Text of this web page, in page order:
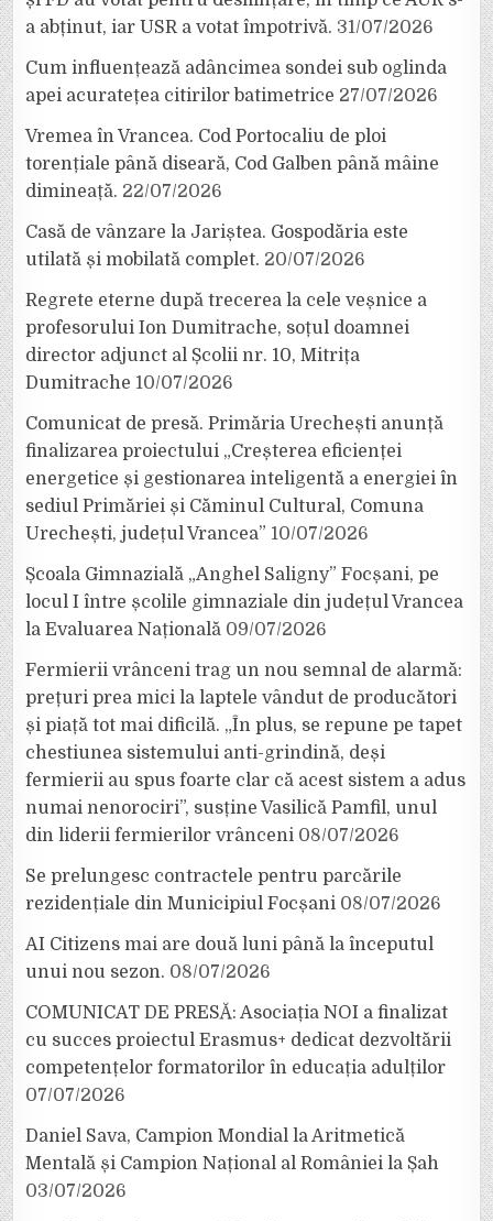
a abținut, iar USR a votat împotrivă. 31/07/2026
Cum influențează adâncimea sondei sub oglinda
apei acuratețea citirilor batimetrice 27/07/2026
Vremea în Vrancea. Cod Portocaliu de ploi
torențiale până diseară, Cod Galben până mâine
dimineață. 22/07/2026
Casă de vânzare la Jariștea. Gospodăria este
utilată și mobilată complet. 20/07/2026
Regrete eterne după trecerea la cele veșnice a
profesorului Ion Dumitrache, soțul doamnei
director adjunct al Școlii nr. 10, Mitrița
Dumitrache 10/07/2026
Comunicat de presă. Primăria Urechești anunță
finalizarea proiectului „Creșterea eficienței
energetice și gestionarea inteligentă a energiei în
sediul Primăriei și Căminul Cultural, Comuna
Urechești, județul Vrancea” 10/07/2026
Școala Gimnazială „Anghel Saligny” Focșani, pe
locul I între școlile gimnaziale din județul Vrancea
la Evaluarea Națională 09/07/2026
Fermierii vrânceni trag un nou semnal de alarmă:
prețuri prea mici la laptele vândut de producători
și piață tot mai dificilă. „În plus, se repune pe tapet
chestiunea sistemului anti-grindină, deși
fermierii au spus foarte clar că acest sistem a adus
numai nenorociri”, susține Vasilică Pamfil, unul
din liderii fermierilor vrânceni 08/07/2026
Se prelungesc contractele pentru parcările
rezidențiale din Municipiul Focșani 08/07/2026
AI Citizens mai are două luni până la începutul
unui nou sezon. 08/07/2026
COMUNICAT DE PRESĂ: Asociația NOI a finalizat
cu succes proiectul Erasmus+ dedicat dezvoltării
competențelor formatorilor în educația adulților
07/07/2026
Daniel Sava, Campion Mondial la Aritmetică
Mentală și Campion Național al României la Șah
03/07/2026